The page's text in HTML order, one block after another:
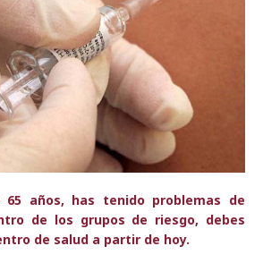
años, has tenido problemas de
de los grupos de riesgo, debes
de salud a partir de hoy.